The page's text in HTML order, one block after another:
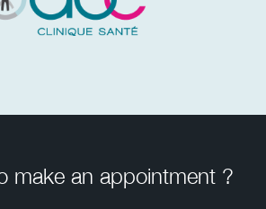
make an appointment ?